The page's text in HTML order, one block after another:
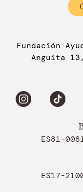
Fundación
Anguita
ES81-
ES17-